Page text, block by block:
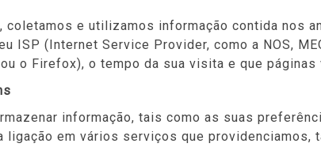
e utilizamos informação contida nos
ISP (Internet Service Provider, como a NOS,
o Firefox), o tempo da sua visita e que
informação, tais como as suas
ligação em vários serviços que providenciamos,